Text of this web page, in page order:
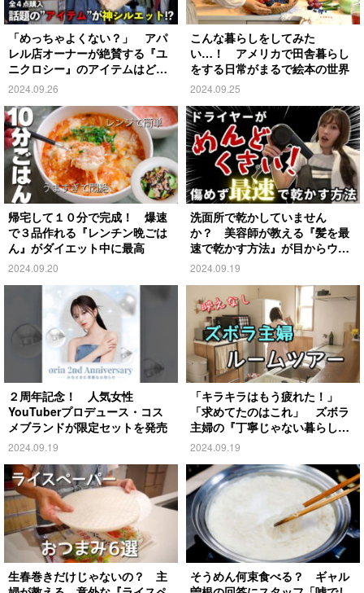
「めっちゃよくない？」 アパ
レル店オーナーが絶賛する『ユ
ニクロシー』のアイテムはど
れ？
2024.09.26
こんな暮らしをしてみた
い…！ アメリカで田舎暮らし
をする日常がまるで絵本の世界
2024.09.25
帰宅して１０分で完成！ 爆速
で３品作れる『レンチン晩ごは
ん』がダイエット中に最高
2024.09.20
洗面所で乾かしていません
か？ 美容師が教える『髪を最
速で乾かす方法』が目からウロ
コ
2024.09.19
２周年記念！ 人気女性
YouTuberプロデュース・コス
メブランドが限定セットを発売
2024.09.19
「キラキラはもう疲れた！」
「求めてたのはこれ」 ズボラ
主婦の『丁寧じゃない暮らし』
がこちら
2024.09.19
生春巻きだけじゃないの？ 主
そうめん何束食べる？ ギャル